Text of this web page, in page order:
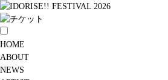
HOME
ABOUT
NEWS